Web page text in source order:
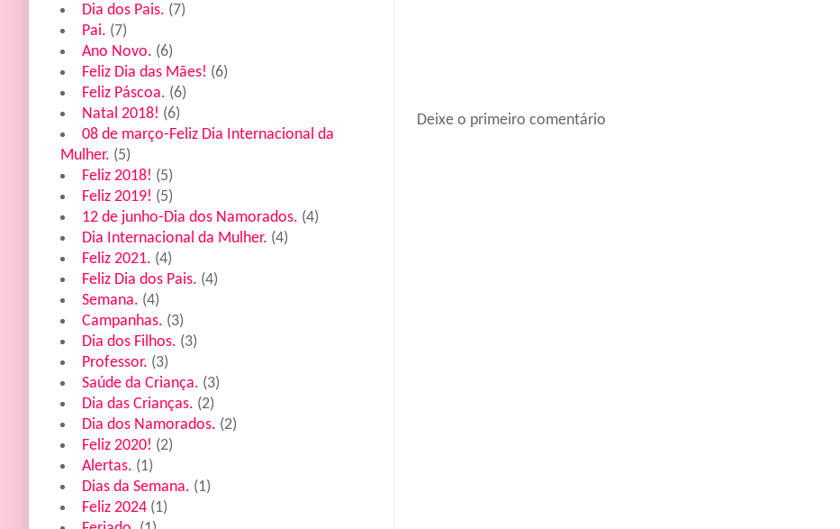
Dia dos Pais. (7)
Pai. (7)
Ano Novo. (6)
Feliz Dia das Mães! (6)
Feliz Páscoa. (6)
Natal 2018! (6)
08 de março-Feliz Dia Internacional da
Mulher. (5)
Feliz 2018! (5)
Feliz 2019! (5)
12 de junho-Dia dos Namorados. (4)
Dia Internacional da Mulher. (4)
Feliz 2021. (4)
Feliz Dia dos Pais. (4)
Semana. (4)
Campanhas. (3)
Dia dos Filhos. (3)
Professor. (3)
Saúde da Criança. (3)
Dia das Crianças. (2)
Dia dos Namorados. (2)
Feliz 2020! (2)
Alertas. (1)
Dias da Semana. (1)
Feliz 2024 (1)
Deixe o primeiro comentário